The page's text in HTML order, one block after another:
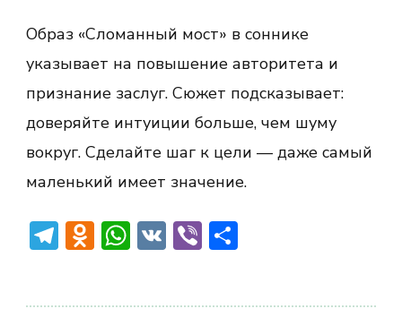
Образ «Сломанный мост» в соннике
указывает на повышение авторитета и
признание заслуг. Сюжет подсказывает:
доверяйте интуиции больше, чем шуму
вокруг. Сделайте шаг к цели — даже самый
маленький имеет значение.
Telegram
Odnoklassniki
WhatsApp
VKViber